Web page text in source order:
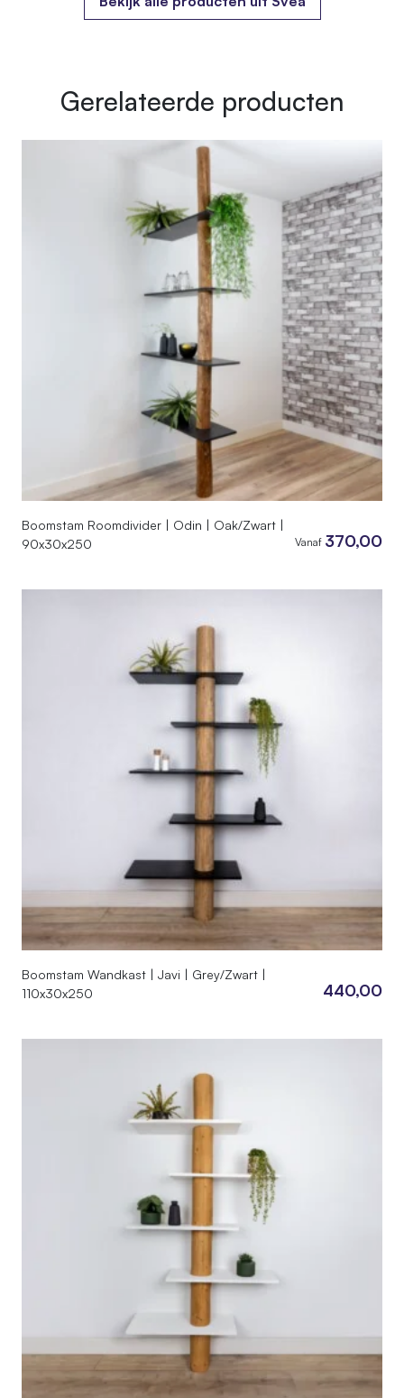
Gerelateerde producten
Boomstam Roomdivider | Odin | Oak/Zwart |
90x30x250
Vanaf 370,00
Boomstam Wandkast | Javi | Grey/Zwart |
110x30x250
440,00